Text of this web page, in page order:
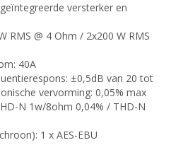
versterker en
RMS @ 4 Ohm / 2x200 W RMS
40A
±0,5dB van 20 tot
vervorming: 0,05% max
N 1w/8ohm 0,04% / THD-N
1 x AES-EBU